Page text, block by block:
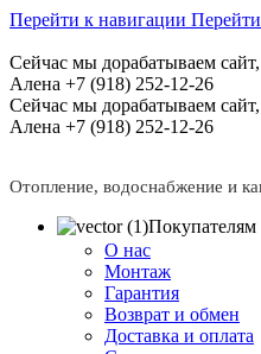
Перейти к навигации
Сейчас мы дорабатываем
Алена +7 (918) 252-12-26
Сейчас мы дорабатываем
Алена +7 (918) 252-12-26
Отопление, водоснабжение и
Покупателям
О нас
Монтаж
Гарантия
Возврат и обмен
Доставка и оплата